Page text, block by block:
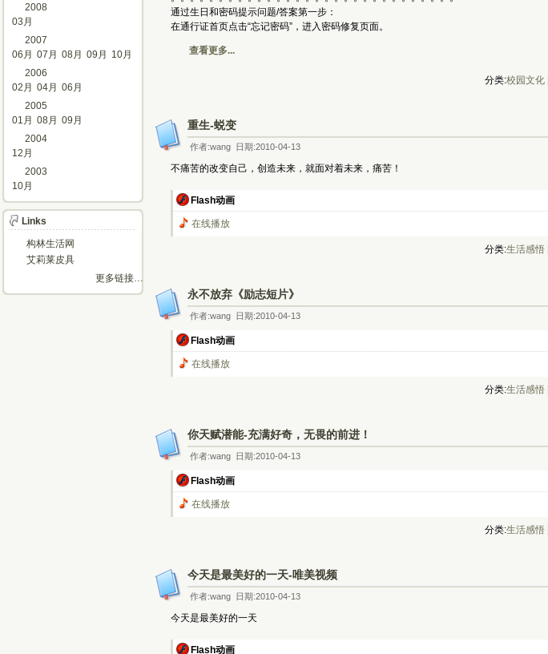
通过生日和密码提示问题/答案第一步：
在通行证首页点击“忘记密码”，进入密码修复页面。
查看更多...
分类:校园文化|
重生-蜕变
作者:wang 日期:2010-04-13
不痛苦的改变自己，创造未来，就面对着未来，痛苦！
Flash动画
在线播放
分类:生活感悟|
永不放弃《励志短片》
作者:wang 日期:2010-04-13
Flash动画
在线播放
分类:生活感悟|
你天赋潜能-充满好奇，无畏的前进！
作者:wang 日期:2010-04-13
Flash动画
在线播放
分类:生活感悟|
今天是最美好的一天-唯美视频
作者:wang 日期:2010-04-13
今天是最美好的一天
Flash动画
2008
03月
2007
06月 07月 08月 09月
10月
2006
02月 04月 06月
2005
01月 08月 09月
2004
12月
2003
10月
Links
构林生活网
艾莉莱皮具
更多链接…